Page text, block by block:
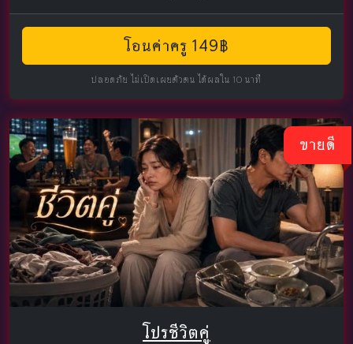
โอนค่าครู 149฿
ปลอดภัย ไม่เปิดเผยตัวตน ได้ผลใน 10 นาที
ขายดี
โปรชีวิตคู่